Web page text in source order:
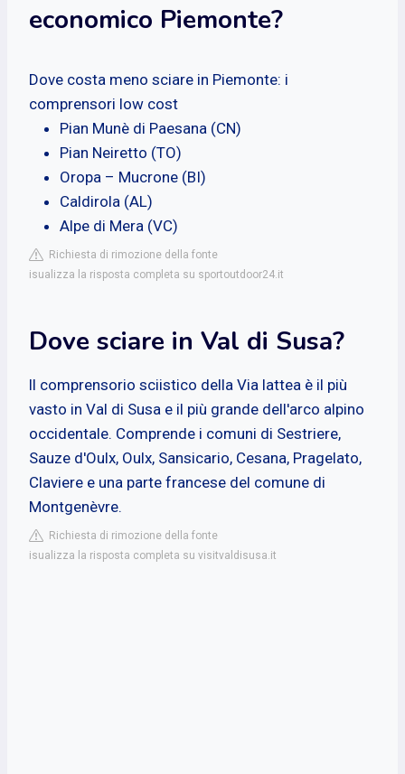
economico Piemonte?
Dove costa meno sciare in Piemonte: i
comprensori low cost
Pian Munè di Paesana (CN)
Pian Neiretto (TO)
Oropa – Mucrone (BI)
Caldirola (AL)
Alpe di Mera (VC)
Richiesta di rimozione della fonte
isualizza la risposta completa su sportoutdoor24.it
Dove sciare in Val di Susa?
ll comprensorio sciistico della Via lattea è il più
vasto in Val di Susa e il più grande dell'arco alpino
occidentale. Comprende i comuni di Sestriere,
Sauze d'Oulx, Oulx, Sansicario, Cesana, Pragelato,
Claviere e una parte francese del comune di
Montgenèvre.
Richiesta di rimozione della fonte
isualizza la risposta completa su visitvaldisusa.it